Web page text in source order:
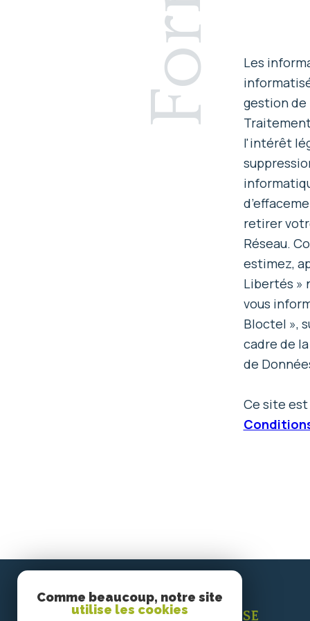
S
c
o
o
r
d
o
G
N
E
Z
V
O
S
c
o
o
r
o
Les
gestion de
l'intérêt
retirer
Réseau.
estimez,
Libertés »
vous
Bloctel »,
cadre de
de
Ce site est
SE
Comme beaucoup, notre site
utilise les cookies